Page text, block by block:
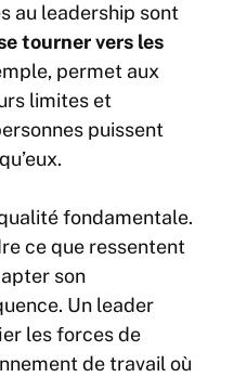
au leadership sont
tourner vers les
permet aux
limites et
puissent
fondamentale.
ce que ressentent
son
Un leader
les forces de
de travail où